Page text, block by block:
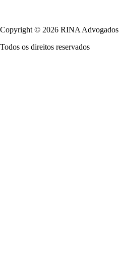
Copyright © 2026 RINA Advogados
Todos os direitos reservados